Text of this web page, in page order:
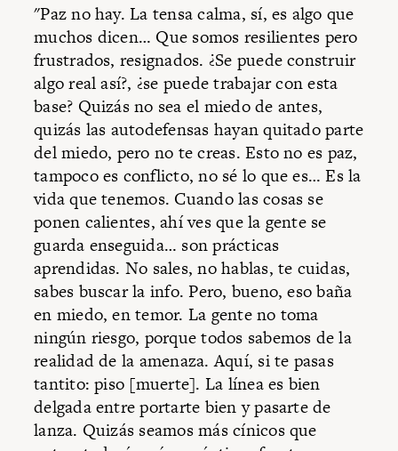
"Paz no hay. La tensa calma, sí, es algo que
muchos dicen… Que somos resilientes pero
frustrados, resignados. ¿Se puede construir
algo real así?, ¿se puede trabajar con esta
base? Quizás no sea el miedo de antes,
quizás las autodefensas hayan quitado parte
del miedo, pero no te creas. Esto no es paz,
tampoco es conflicto, no sé lo que es… Es la
vida que tenemos. Cuando las cosas se
ponen calientes, ahí ves que la gente se
guarda enseguida… son prácticas
aprendidas. No sales, no hablas, te cuidas,
sabes buscar la info. Pero, bueno, eso baña
en miedo, en temor. La gente no toma
ningún riesgo, porque todos sabemos de la
realidad de la amenaza. Aquí, si te pasas
tantito: piso [muerte]. La línea es bien
delgada entre portarte bien y pasarte de
lanza. Quizás seamos más cínicos que